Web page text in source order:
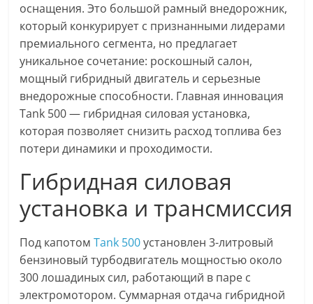
оснащения. Это большой рамный внедорожник,
который конкурирует с признанными лидерами
премиального сегмента, но предлагает
уникальное сочетание: роскошный салон,
мощный гибридный двигатель и серьезные
внедорожные способности. Главная инновация
Tank 500 — гибридная силовая установка,
которая позволяет снизить расход топлива без
потери динамики и проходимости.
Гибридная силовая
установка и трансмиссия
Под капотомTank 500установлен 3-литровый
бензиновый турбодвигатель мощностью около
300 лошадиных сил, работающий в паре с
электромотором. Суммарная отдача гибридной